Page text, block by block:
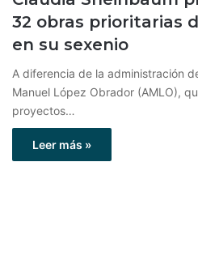
32 obras prioritarias
en su sexenio
A diferencia de la administración
Manuel López Obrador (AMLO),
proyectos…
Leer más »